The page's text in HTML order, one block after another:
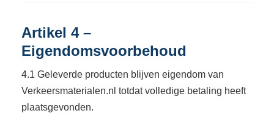
Artikel 4 –
Eigendomsvoorbehoud
4.1 Geleverde producten blijven eigendom van
Verkeersmaterialen.nl totdat volledige betaling heeft
plaatsgevonden.